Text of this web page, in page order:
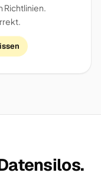
Richtlinien.